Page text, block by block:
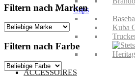
Caps
Kuba
KIDS
ACCESSOIRES
Filtern nach Marken
Filtern nach Farbe